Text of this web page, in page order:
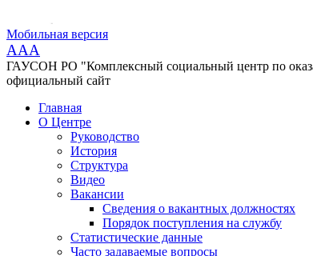
Мобильная версия
AAA
ГАУСОН РО "Комплексный социальный центр по
официальный сайт
Главная
О Центре
Руководство
История
Структура
Видео
Вакансии
Сведения о вакантных должностях
Порядок поступления на службу
Статистические данные
Часто задаваемые вопросы